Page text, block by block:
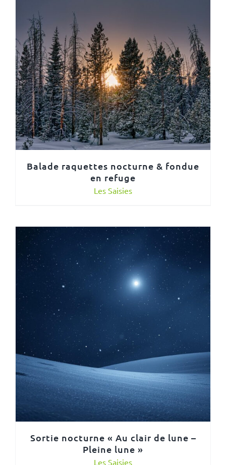
Balade raquettes nocturne & fondue
en refuge
Les Saisies
Sortie nocturne « Au clair de lune –
Pleine lune »
Les Saisies